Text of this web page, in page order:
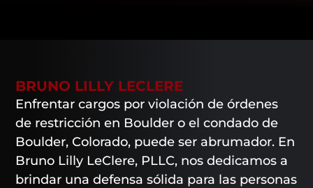
BRUNO LILLY LECLERE
Enfrentar cargos por violación de órdenes
de restricción en Boulder o el condado de
Boulder, Colorado, puede ser abrumador. En
Bruno Lilly LeClere, PLLC, nos dedicamos a
brindar una defensa sólida para las personas